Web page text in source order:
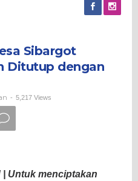
Sibargot
Ditutup dengan
- 5,217 Views
Untuk menciptakan